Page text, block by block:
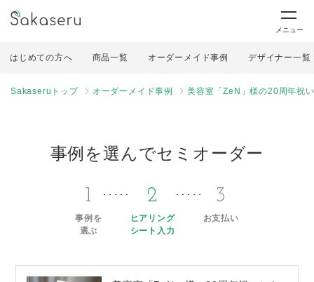
メニュー
はじめての方へ 商品一覧 オーダーメイド事例 デザイナー一覧
Sakaseruトップ オーダーメイド事例 美容室「ZeN」様の20周年祝
事例を選んでセミオーダー
1
事例を
選ぶ
2
ヒアリング
シート入力
3
お支払い